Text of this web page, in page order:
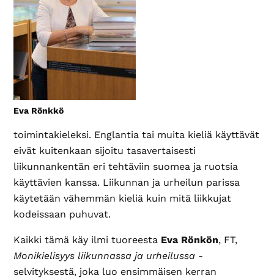
Eva Rönkkö
toimintakieleksi. Englantia tai muita kieliä käyttävät
eivät kuitenkaan sijoitu tasavertaisesti
liikunnankentän eri tehtäviin suomea ja ruotsia
käyttävien kanssa. Liikunnan ja urheilun parissa
käytetään vähemmän kieliä kuin mitä liikkujat
kodeissaan puhuvat.
Kaikki tämä käy ilmi tuoreesta Eva Rönkön, FT,
Monikielisyys liikunnassa ja urheilussa -
selvityksestä, joka luo ensimmäisen kerran